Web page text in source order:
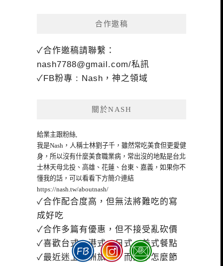
合作邀稿
✓合作邀稿請聯繫：
nash7788@gmail.com/私訊
✓FB粉專 : Nash，神之領域
關於NASH
給業主跟粉絲,
我是Nash，人稱士林劉子千，雖然常吃美食但更愛健
身，所以沒有什麼美食職業病，常出沒的地點是台北
士林天母北投、高雄、花蓮、台東、嘉義，如果你不
懂我的話，可以看看下方簡介連結
https://nash.tw/aboutnash/
✓合作配合度高，但無法將難吃的寫
成好吃
✓合作多篇有優惠，但不接受亂砍價
✓喜歡台式、港式、日式、美式餐點
✓最近迷上歐洲旅遊，而且不怎麼節